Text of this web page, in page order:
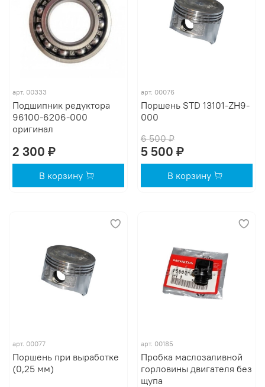
арт. 00333
Подшипник редуктора
96100-6206-000
оригинал
2 300 ₽
В корзину
арт. 00076
Поршень STD 13101-ZH9-
000
6 500 ₽
5 500 ₽
В корзину
арт. 00077
Поршень при выработке
(0,25 мм)
арт. 00185
Пробка маслозаливной
горловины двигателя без
щупа